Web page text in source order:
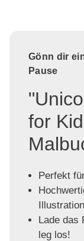
Gönn dir
Pause
for
Perfekt
Lade das
leg los!